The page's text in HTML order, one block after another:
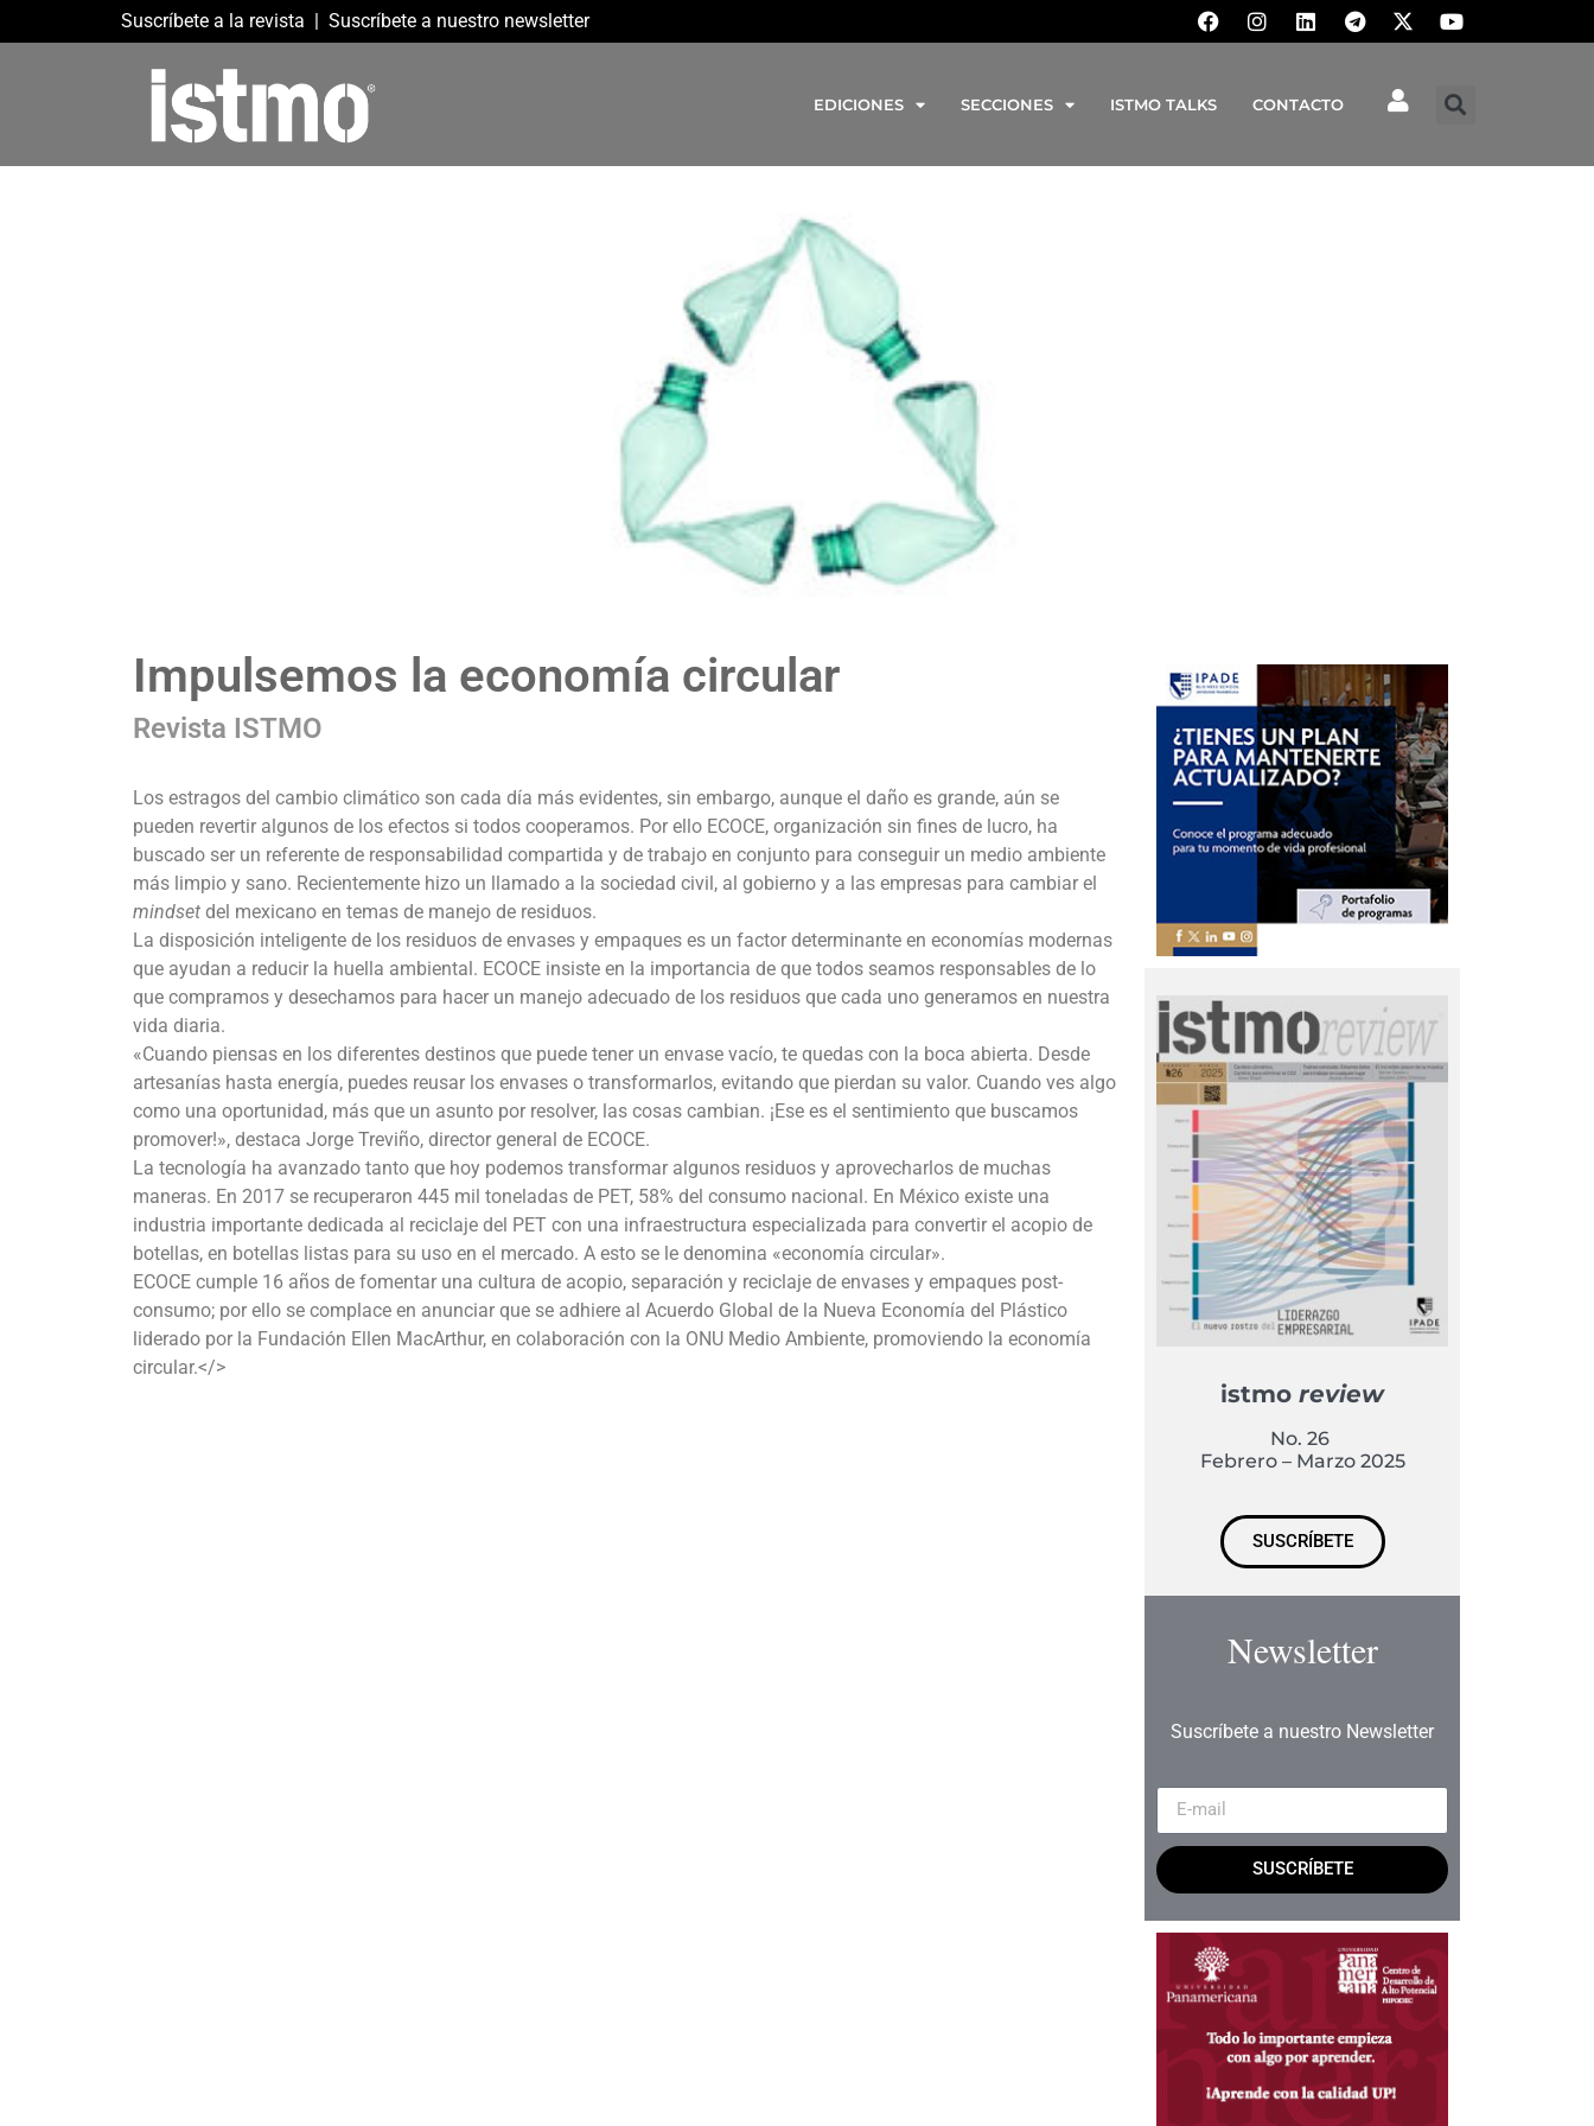
Suscríbete a la revista | Suscríbete a nuestro newsletter
EDICIONES SECCIONES ISTMO TALKS CONTACTO
Impulsemos la economía circular
Revista ISTMO
Los estragos del cambio climático son cada día más evidentes, sin embargo, aunque el daño es grande, aún se
pueden revertir algunos de los efectos si todos cooperamos. Por ello ECOCE, organización sin fines de lucro, ha
buscado ser un referente de responsabilidad compartida y de trabajo en conjunto para conseguir un medio ambiente
más limpio y sano. Recientemente hizo un llamado a la sociedad civil, al gobierno y a las empresas para cambiar el
mindset del mexicano en temas de manejo de residuos.
La disposición inteligente de los residuos de envases y empaques es un factor determinante en economías modernas
que ayudan a reducir la huella ambiental. ECOCE insiste en la importancia de que todos seamos responsables de lo
que compramos y desechamos para hacer un manejo adecuado de los residuos que cada uno generamos en nuestra
vida diaria.
«Cuando piensas en los diferentes destinos que puede tener un envase vacío, te quedas con la boca abierta. Desde
artesanías hasta energía, puedes reusar los envases o transformarlos, evitando que pierdan su valor. Cuando ves algo
como una oportunidad, más que un asunto por resolver, las cosas cambian. ¡Ese es el sentimiento que buscamos
promover!», destaca Jorge Treviño, director general de ECOCE.
La tecnología ha avanzado tanto que hoy podemos transformar algunos residuos y aprovecharlos de muchas
maneras. En 2017 se recuperaron 445 mil toneladas de PET, 58% del consumo nacional. En México existe una
industria importante dedicada al reciclaje del PET con una infraestructura especializada para convertir el acopio de
botellas, en botellas listas para su uso en el mercado. A esto se le denomina «economía circular».
ECOCE cumple 16 años de fomentar una cultura de acopio, separación y reciclaje de envases y empaques post-
consumo; por ello se complace en anunciar que se adhiere al Acuerdo Global de la Nueva Economía del Plástico
liderado por la Fundación Ellen MacArthur, en colaboración con la ONU Medio Ambiente, promoviendo la economía
circular.</>
istmoreview
No. 26
Febrero – Marzo 2025
SUSCRÍBETE
Newsletter
Suscríbete a nuestro Newsletter
SUSCRÍBETE